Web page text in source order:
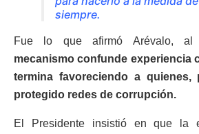
siempre.
Fue lo que afirmó Arévalo, al
mecanismo confunde experiencia
termina favoreciendo a quienes,
protegido redes de corrupción.
El Presidente insistió en que la